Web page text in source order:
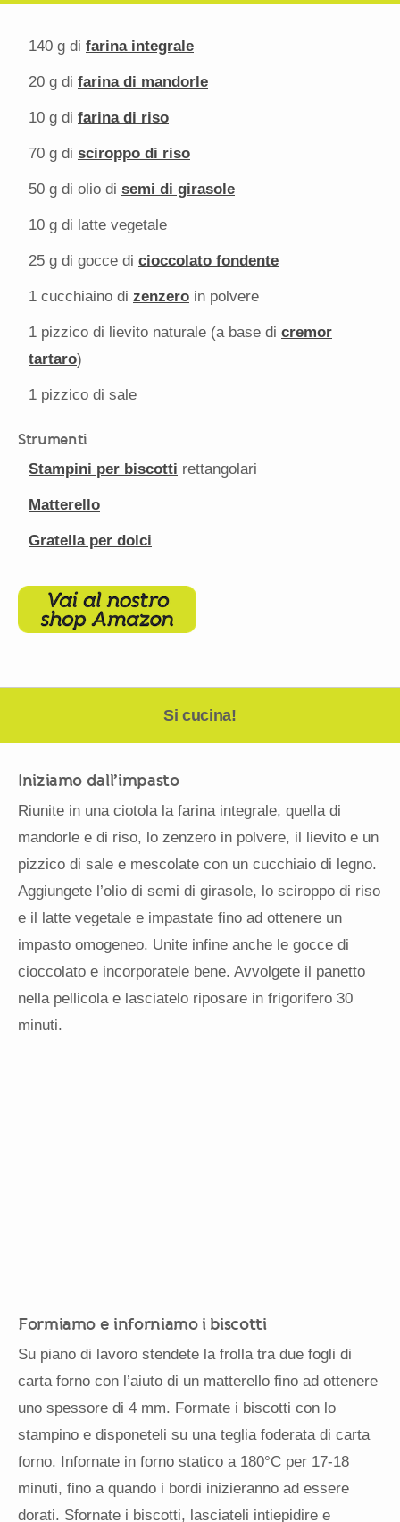
140 g di farina integrale
20 g di farina di mandorle
10 g di farina di riso
70 g di sciroppo di riso
50 g di olio di semi di girasole
10 g di latte vegetale
25 g di gocce di cioccolato fondente
1 cucchiaino di zenzero in polvere
1 pizzico di lievito naturale (a base di cremor
tartaro)
1 pizzico di sale
Strumenti
Stampini per biscotti rettangolari
Matterello
Gratella per dolci
Si cucina!
Iniziamo dall’impasto
Riunite in una ciotola la farina integrale, quella di
mandorle e di riso, lo zenzero in polvere, il lievito e un
pizzico di sale e mescolate con un cucchiaio di legno.
Aggiungete l’olio di semi di girasole, lo sciroppo di riso
e il latte vegetale e impastate fino ad ottenere un
impasto omogeneo. Unite infine anche le gocce di
cioccolato e incorporatele bene. Avvolgete il panetto
nella pellicola e lasciatelo riposare in frigorifero 30
minuti.
Formiamo e inforniamo i biscotti
Su piano di lavoro stendete la frolla tra due fogli di
carta forno con l’aiuto di un matterello fino ad ottenere
uno spessore di 4 mm. Formate i biscotti con lo
stampino e disponeteli su una teglia foderata di carta
forno. Infornate in forno statico a 180°C per 17-18
minuti, fino a quando i bordi inizieranno ad essere
dorati. Sfornate i biscotti, lasciateli intiepidire e